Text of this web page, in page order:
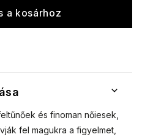
a kosárhoz
és finoman nőiesek,
fel magukra a figyelmet,